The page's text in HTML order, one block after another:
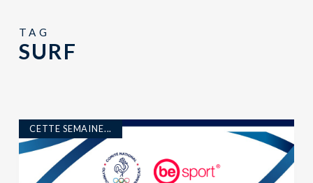
TAG
SURF
CETTE SEMAINE...